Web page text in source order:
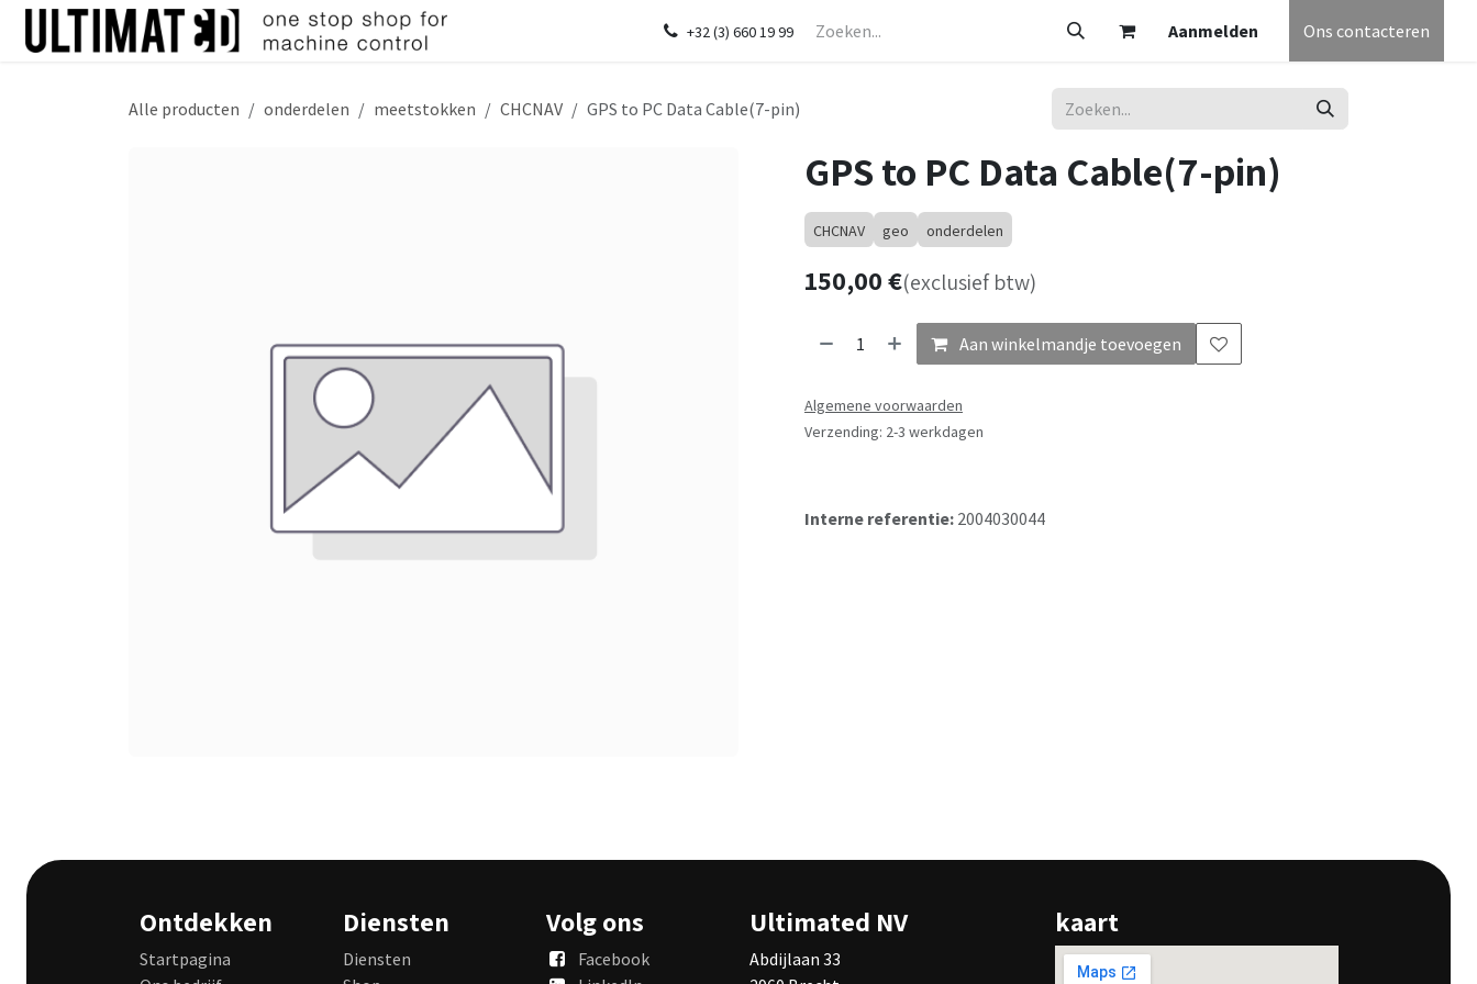
Overslaan naar inhoud
Over ons Shop Diensten In de kijker Partners Vacatures Helpdesk Afspraak Algemene
+32 (3) 660 19 99 Aanmelden Ons contacteren
Alle producten onderdelen meetstokken CHCNAV GPS to PC Data Cable(7-pin)
GPS to PC Data Cable(7-pin)
CHCNAV geo onderdelen
150,00€(exclusief btw)
Aan winkelmandje toevoegen
Algemene voorwaarden
Verzending: 2-3 werkdagen
Interne referentie: 2004030044
Ontdekken
Startpagina
Diensten
Diensten
Volg ons
Facebook
Ultimated NV
Abdijlaan 33
kaart